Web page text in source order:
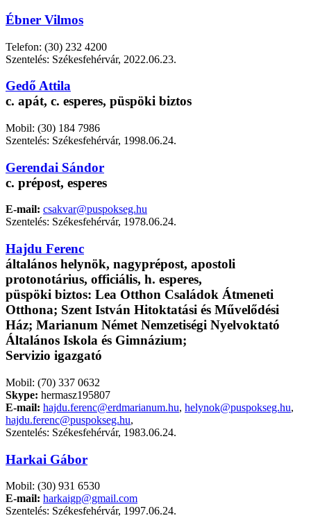
Ébner Vilmos
Telefon: (30) 232 4200
Szentelés: Székesfehérvár, 2022.06.23.
Gedő Attila
c. apát, c. esperes, püspöki biztos
Mobil: (30) 184 7986
Szentelés: Székesfehérvár, 1998.06.24.
Gerendai Sándor
c. prépost, esperes
E-mail: csakvar@puspokseg.hu
Szentelés: Székesfehérvár, 1978.06.24.
Hajdu Ferenc
általános helynök, nagyprépost, apostoli
protonotárius, officiális, h. esperes,
püspöki biztos: Lea Otthon Családok Átmeneti
Otthona; Szent István Hitoktatási és Művelődési
Ház; Marianum Német Nemzetiségi Nyelvoktató
Általános Iskola és Gimnázium;
Servizio igazgató
Mobil: (70) 337 0632
Skype: hermasz195807
E-mail: hajdu.ferenc@erdmarianum.hu, helynok@puspokseg.hu,
hajdu.ferenc@puspokseg.hu,
Szentelés: Székesfehérvár, 1983.06.24.
Harkai Gábor
Mobil: (30) 931 6530
E-mail: harkaigp@gmail.com
Szentelés: Székesfehérvár, 1997.06.24.